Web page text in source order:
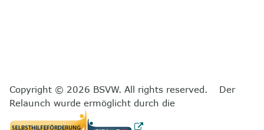
Copyright © 2026 BSVW. All rights reserved. Der
Relaunch wurde ermöglicht durch die